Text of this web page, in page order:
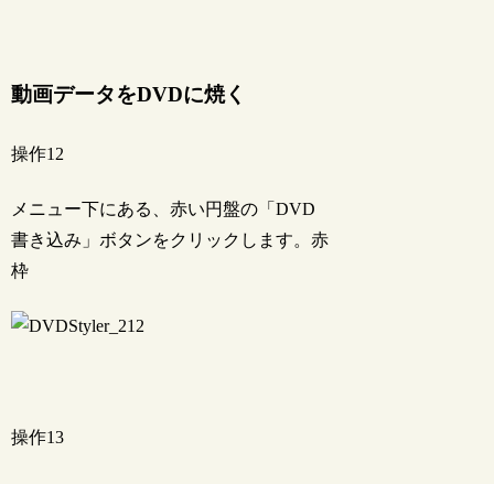
動画データをDVDに焼く
操作12
メニュー下にある、赤い円盤の「DVD
書き込み」ボタンをクリックします。赤
枠
操作13